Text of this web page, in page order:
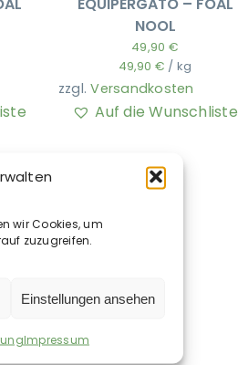
wir Cookies, um
zuzugreifen.
Einstellungen ansehen
Impressum
NOOL
49,90 €
49,90 € / kg
zzgl.Versandkosten
Auf die Wunschliste